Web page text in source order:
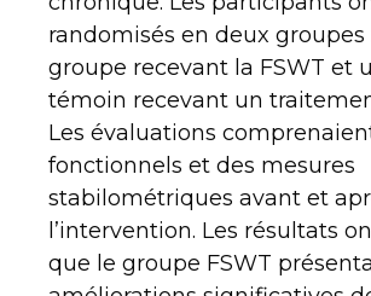
randomisés en deux groupes
groupe recevant la FSWT et
témoin recevant un
Les évaluations
fonctionnels et des mesures
stabilométriques avant et
l’intervention. Les résultats
que le groupe FSWT